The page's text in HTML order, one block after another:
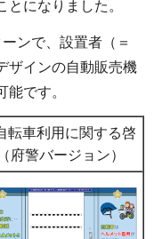
になりました。
ンで、設置者（＝
ザインの自動販売機
です。
転車利用に関する啓
府警バージョン）